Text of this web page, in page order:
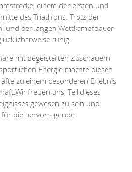
einem der ersten und
des Triathlons. Trotz der
und der langen Wettkampfdauer
ruhig.
mit begeisterten Zuschauern
Energie machte diesen
zu einem besonderen Erlebnis
freuen uns, Teil dieses
gewesen zu sein und
für die hervorragende